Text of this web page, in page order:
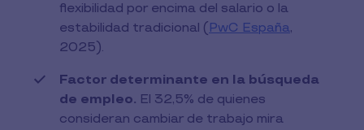
flexibilidad por encima del salario o la
estabilidad tradicional ( PwC España,
2025).
Factor determinante en la búsqueda
de empleo. El 32,5% de quienes
consideran cambiar de trabajo mira